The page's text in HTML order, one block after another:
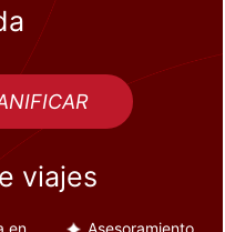
viajes
en
Asesoramiento